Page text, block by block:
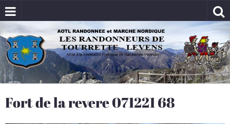
Fort de la revere 071221 68